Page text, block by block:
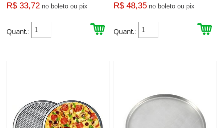
R$ 33,72 no boleto ou pix
Quant.:
R$ 48,35 no boleto ou pix
Quant.: